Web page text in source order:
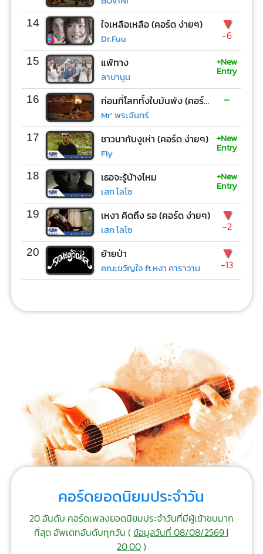
14 ใจเหลือเหลือ (คอร์ด ง่ายๆ)
Dr.Fuu
▼
-6
15 แพ้ทาง
ลาบานูน
+New
Entry
16 ก่อนที่โลกทั้งใบมันพัง (คอร์ด ง่ายๆ)
Mr’ พระจันทร์
-
17 ชาวนากับงูเห่า (คอร์ด ง่ายๆ)
Fly
+New
Entry
18 เธอจะรู้บ้างไหม
เสก โลโซ
+New
Entry
19 เหงา คิดถึง รอ (คอร์ด ง่ายๆ)
เสก โลโซ
▼
-2
20 ย้ายป่า
คณะขวัญใจ ft.หงา คาราวาน
▼
-13
คอร์ดยอดนิยมประจำวัน
20 อันดับ คอร์ดเพลงยอดนิยมประจำวันที่มีผู้เข้าชมมาก
ที่สุด อัพเดทอันดับทุกวัน (ข้อมูลวันที่ 08/08/2569 |
20:00)